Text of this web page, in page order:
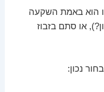
הוא באמת השקעה
או סתם בזבוז
נכון: